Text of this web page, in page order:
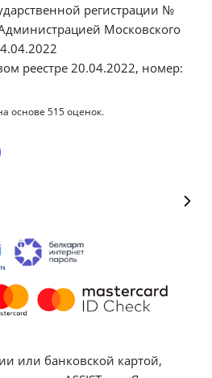
регистрации №
Московского
реестре 20.04.2022, номер:
основе 515оценок.
или банковской картой,